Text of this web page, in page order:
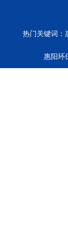
热门关键词：
惠阳环